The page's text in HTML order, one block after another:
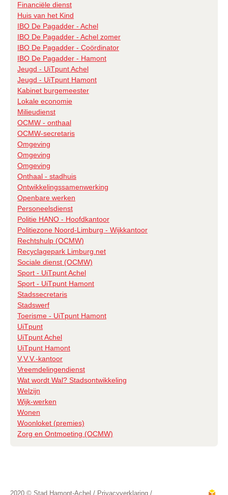
Financiële dienst
Huis van het Kind
IBO De Pagadder - Achel
IBO De Pagadder - Achel zomer
IBO De Pagadder - Coördinator
IBO De Pagadder - Hamont
Jeugd - UiTpunt Achel
Jeugd - UiTpunt Hamont
Kabinet burgemeester
Lokale economie
Milieudienst
OCMW - onthaal
OCMW-secretaris
Omgeving
Omgeving
Omgeving
Onthaal - stadhuis
Ontwikkelingssamenwerking
Openbare werken
Personeelsdienst
Politie HANO - Hoofdkantoor
Politiezone Noord-Limburg - Wijkkantoor
Rechtshulp (OCMW)
Recyclagepark Limburg.net
Sociale dienst (OCMW)
Sport - UiTpunt Achel
Sport - UiTpunt Hamont
Stadssecretaris
Stadswerf
Toerisme - UiTpunt Hamont
UiTpunt
UiTpunt Achel
UiTpunt Hamont
V.V.V.-kantoor
Vreemdelingendienst
Wat wordt Wal? Stadsontwikkeling
Welzijn
Wijk-werken
Wonen
Woonloket (premies)
Zorg en Ontmoeting (OCMW)
2020 © Stad Hamont-Achel / Privacyverklaring /